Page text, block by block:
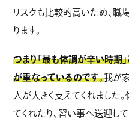
リスクも比較的高いため、職
ります。
つまり「最も体調が辛い時期
が重なっているのです。我が
人が大きく支えてくれました
てくれたり、習い事へ送迎し